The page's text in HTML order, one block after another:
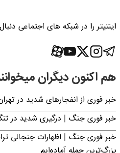
اینتیتر را در شبکه های اجتماعی
هم اکنون دیگران
خبر فوری از انفجارهای شدید در تهران امروز
خبر فوری جنگ | درگیری شدید در
خبر فوری جنگ | اظهارات جنجالی